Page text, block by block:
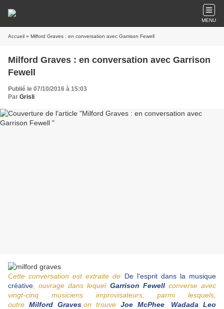
MENU
Accueil » Milford Graves : en conversation avec Garrison Fewell
Milford Graves : en conversation avec Garrison
Fewell
Publié le 07/10/2016 à 15:03
Par Grisli
Cette conversation est extraite de De l'esprit dans la musique
créative , ouvrage dans lequel Garrison Fewellconverse avec
vingt-cinq musiciens improvisateurs, parmi lesquels,
outre Milford Graves ,on trouve Joe McPhee
Wadada Leo